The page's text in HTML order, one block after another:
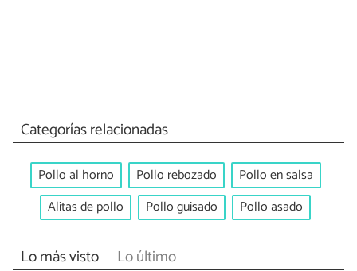
Categorías relacionadas
Pollo al horno Pollo rebozado
Pollo en salsa
Alitas de pollo
Pollo guisado Pollo asado
Lo más visto Lo último